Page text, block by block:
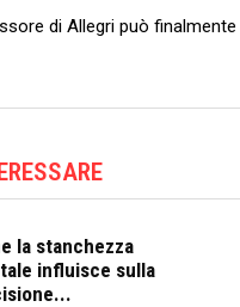
di Allegri può finalmente
la stanchezza
influisce sulla